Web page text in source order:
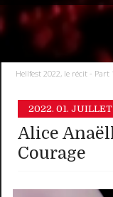
Hellfest 2022, le récit - Part
2022. 01. JUILLET
Alice
Courage